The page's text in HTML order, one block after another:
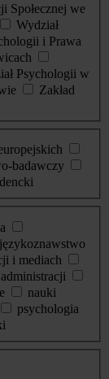
Społecznej we
Wydział
i Prawa
Psychologii w
Zakład
badawczy
językoznawstwo
i mediach
nauki
psychologia